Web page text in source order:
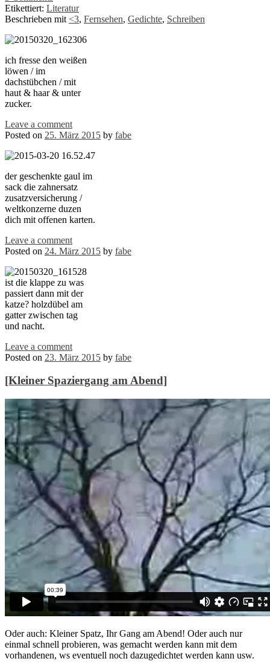
Etikettiert: Literatur
Beschrieben mit <3, Fernsehen, Gedichte, Schreiben
ich fresse den weißen
löwen / im
dachstübchen / mit
haut & haar & unter
zucker.
Leave a comment
Posted on 25. März 2015 by fabe
der geschenkte gaul im
sack die zahnersatz
zusatzversicherung /
weltkonzerne duzen
dich mit offenen karten.
Leave a comment
Posted on 24. März 2015 by fabe
ist die klappe zu was
passiert dann mit der
katze? holzdübel am
gatter zwischen tag
und nacht.
Leave a comment
Posted on 23. März 2015 by fabe
[Kleiner Spaziergang am Abend]
Oder auch: Kleiner Spatz, Ihr Gang am Abend! Oder auch nur
einmal schnell probieren, was gemacht werden kann mit dem
vorhandenen, ws eventuell noch dazugedichtet werden kann usw.